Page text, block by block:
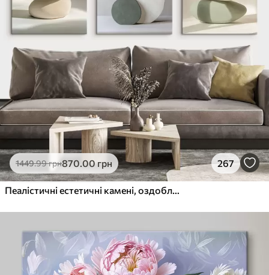
1449.99грн870.00 грн 267
Пеалістичні естетичні камені, оздоблення будинку, природне освітлення